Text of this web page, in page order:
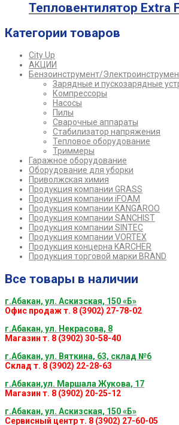
Тепловентилятор Extra
Категории товаров
City Up
АКЦИИ
Бензоинструмент/
Зарядные и пускозарядные
Компрессоры
Насосы
Пилы
Сварочные аппараты
Стабилизатор напряжения
Тепловое оборудование
Триммеры
Гаражное оборудование
Оборудование для уборки
Приволжская химия
Продукция компании GRASS
Продукция компании iFOAM
Продукция компании KANGAROO
Продукция компании SANCHIST
Продукция компании SINTEC
Продукция компании VORTEX
Продукция концерна KARCHER
Продукция торговой марки BRAND
Все товары в наличии
г.Абакан, ул. Аскизская, 150 «Б»
Офис продаж т. 8 (3902) 27-78-02
г.Абакан, ул. Некрасова, 8
Магазин т. 8 (3902) 30-58-40
г.Абакан, ул. Вяткина, 63, склад №6
Склад т. 8 (3902) 22-28-63
г.Абакан,ул. Маршала Жукова, 17
Магазин т. 8 (3902) 20-25-12
г.Абакан, ул. Аскизская, 150 «Б»
Сервисный центр т. 8 (3902) 27-60-05